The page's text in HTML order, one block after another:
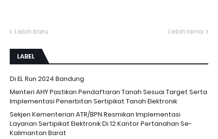
Lebih baru Lebih lama
LABEL
Di EL Run 2024 Bandung
Menteri AHY Pastikan Pendaftaran Tanah Sesuai Target Serta
Implementasi Penerbitan Sertipikat Tanah Elektronik
Sekjen Kementerian ATR/BPN Resmikan Implementasi
Layanan Sertipikat Elektronik Di 12 Kantor Pertanahan Se-
Kalimantan Barat